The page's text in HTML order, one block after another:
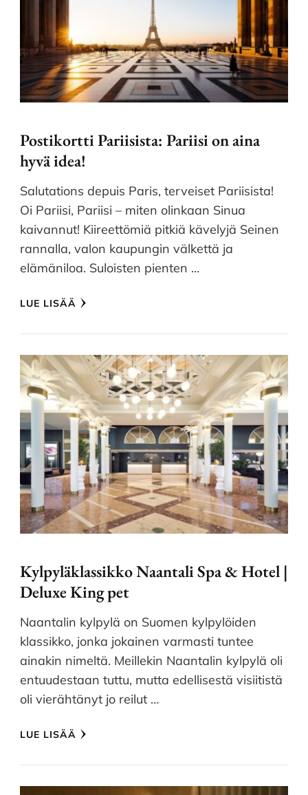
Postikortti Pariisista: Pariisi on aina
hyvä idea!
Salutations depuis Paris, terveiset Pariisista!
Oi Pariisi, Pariisi – miten olinkaan Sinua
kaivannut! Kiireettömiä pitkiä kävelyjä Seinen
rannalla, valon kaupungin välkettä ja
elämäniloa. Suloisten pienten …
LUE LISÄÄ
Kylpyläklassikko Naantali Spa & Hotel |
Deluxe King pet
Naantalin kylpylä on Suomen kylpylöiden
klassikko, jonka jokainen varmasti tuntee
ainakin nimeltä. Meillekin Naantalin kylpylä oli
entuudestaan tuttu, mutta edellisestä visiitistä
oli vierähtänyt jo reilut …
LUE LISÄÄ